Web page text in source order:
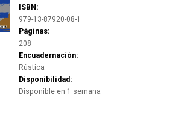
ISBN:
979-13-87920-08-1
Páginas:
208
Encuadernación:
Rústica
Disponibilidad:
Disponible en 1 semana